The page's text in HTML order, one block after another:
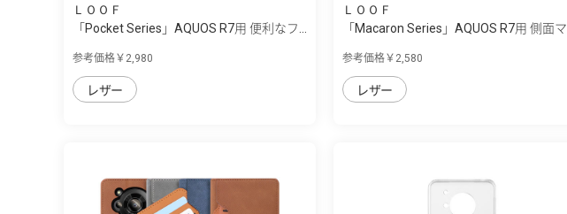
ＬＯＯＦ
「Pocket Series」AQUOS R7用 便利なフ...
参考価格￥2,980
レザー
ＬＯＯＦ
「Macaron Series」AQUOS R7用 側面マ
参考価格￥2,580
レザー